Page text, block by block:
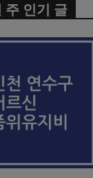
주 인기 글